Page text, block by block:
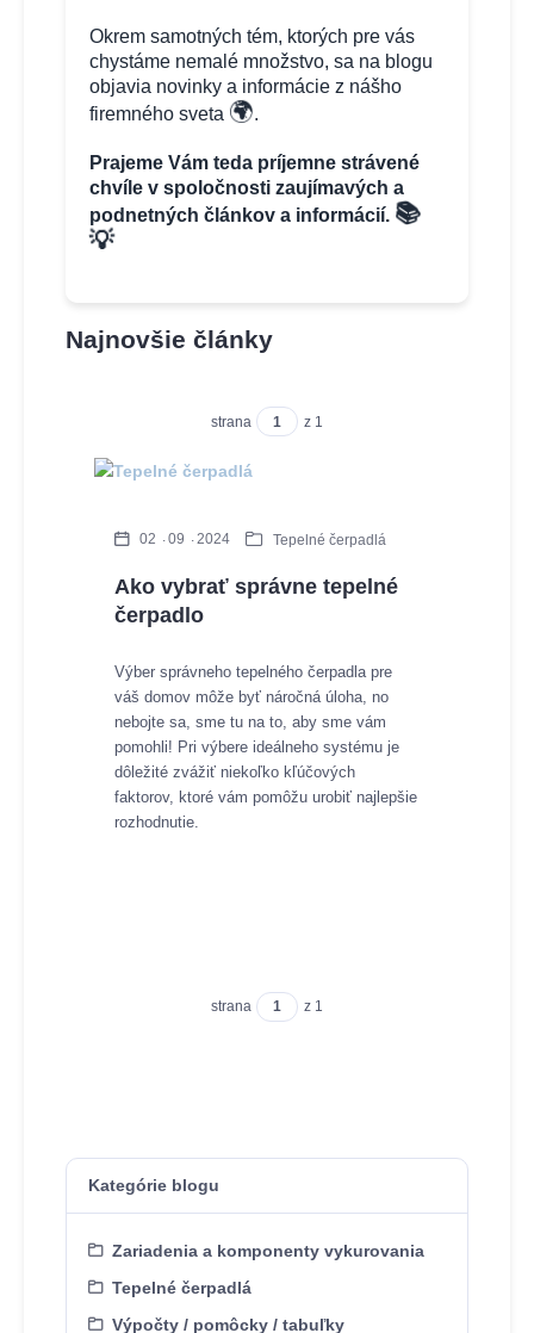
Kategórie blogu
Zariadenia a komponenty vykurovania
Tepelné čerpadlá
Výpočty / pomôcky / tabuľky
Okrem samotných tém, ktorých pre vás
chystáme nemalé množstvo, sa na blogu
objavia novinky a informácie z nášho
firemného sveta 🌍.
Prajeme Vám teda príjemne strávené
chvíle v spoločnosti zaujímavých a
podnetných článkov a informácií. 📚
💡
Najnovšie články
strana z 1
Ako vybrať správne tepelné
čerpadlo
02 09 2024 Tepelné čerpadlá
Výber správneho tepelného čerpadla pre
váš domov môže byť náročná úloha, no
nebojte sa, sme tu na to, aby sme vám
pomohli! Pri výbere ideálneho systému je
dôležité zvážiť niekoľko kľúčových
faktorov, ktoré vám pomôžu urobiť najlepšie
rozhodnutie.
strana z 1